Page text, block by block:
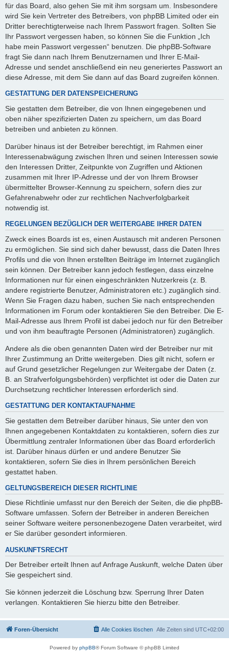
für das Board, also gehen Sie mit ihm sorgsam um. Insbesondere
wird Sie kein Vertreter des Betreibers, von phpBB Limited oder ein
Dritter berechtigterweise nach Ihrem Passwort fragen. Sollten Sie
Ihr Passwort vergessen haben, so können Sie die Funktion „Ich
habe mein Passwort vergessen“ benutzen. Die phpBB-Software
fragt Sie dann nach Ihrem Benutzernamen und Ihrer E-Mail-
Adresse und sendet anschließend ein neu generiertes Passwort an
diese Adresse, mit dem Sie dann auf das Board zugreifen können.
GESTATTUNG DER DATENSPEICHERUNG
Sie gestatten dem Betreiber, die von Ihnen eingegebenen und
oben näher spezifizierten Daten zu speichern, um das Board
betreiben und anbieten zu können.
Darüber hinaus ist der Betreiber berechtigt, im Rahmen einer
Interessenabwägung zwischen Ihren und seinen Interessen sowie
den Interessen Dritter, Zeitpunkte von Zugriffen und Aktionen
zusammen mit Ihrer IP-Adresse und der von Ihrem Browser
übermittelter Browser-Kennung zu speichern, sofern dies zur
Gefahrenabwehr oder zur rechtlichen Nachverfolgbarkeit
notwendig ist.
REGELUNGEN BEZÜGLICH DER WEITERGABE IHRER DATEN
Zweck eines Boards ist es, einen Austausch mit anderen Personen
zu ermöglichen. Sie sind sich daher bewusst, dass die Daten Ihres
Profils und die von Ihnen erstellten Beiträge im Internet zugänglich
sein können. Der Betreiber kann jedoch festlegen, dass einzelne
Informationen nur für einen eingeschränkten Nutzerkreis (z. B.
andere registrierte Benutzer, Administratoren etc.) zugänglich sind.
Wenn Sie Fragen dazu haben, suchen Sie nach entsprechenden
Informationen im Forum oder kontaktieren Sie den Betreiber. Die E-
Mail-Adresse aus Ihrem Profil ist dabei jedoch nur für den Betreiber
und von ihm beauftragte Personen (Administratoren) zugänglich.
Andere als die oben genannten Daten wird der Betreiber nur mit
Ihrer Zustimmung an Dritte weitergeben. Dies gilt nicht, sofern er
auf Grund gesetzlicher Regelungen zur Weitergabe der Daten (z.
B. an Strafverfolgungsbehörden) verpflichtet ist oder die Daten zur
Durchsetzung rechtlicher Interessen erforderlich sind.
GESTATTUNG DER KONTAKTAUFNAHME
Sie gestatten dem Betreiber darüber hinaus, Sie unter den von
Ihnen angegebenen Kontaktdaten zu kontaktieren, sofern dies zur
Übermittlung zentraler Informationen über das Board erforderlich
ist. Darüber hinaus dürfen er und andere Benutzer Sie
kontaktieren, sofern Sie dies in Ihrem persönlichen Bereich
gestattet haben.
GELTUNGSBEREICH DIESER RICHTLINIE
Diese Richtlinie umfasst nur den Bereich der Seiten, die die phpBB-
Software umfassen. Sofern der Betreiber in anderen Bereichen
seiner Software weitere personenbezogene Daten verarbeitet, wird
er Sie darüber gesondert informieren.
AUSKUNFTSRECHT
Der Betreiber erteilt Ihnen auf Anfrage Auskunft, welche Daten über
Sie gespeichert sind.
Sie können jederzeit die Löschung bzw. Sperrung Ihrer Daten
verlangen. Kontaktieren Sie hierzu bitte den Betreiber.
Foren-Übersicht Alle Zeiten sind UTC+02:00
Alle Cookies löschen
Powered by phpBB® Forum Software © phpBB Limited